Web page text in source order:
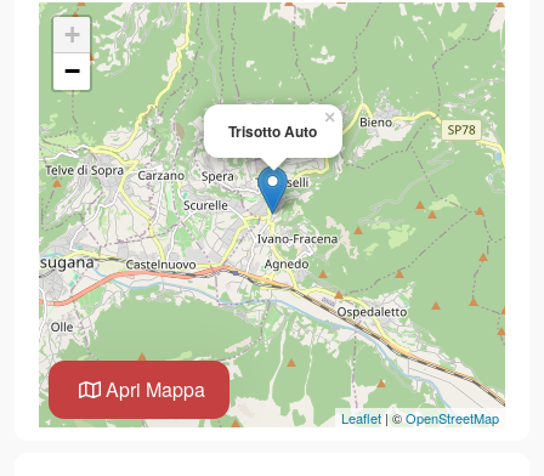
Apri Mappa
Trisotto Auto
×
+
−
Leaflet | ©OpenStreetMap